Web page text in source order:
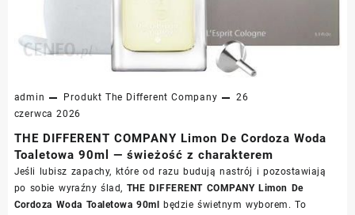
admin Produkt The Different Company
26
czerwca 2026
THE DIFFERENT COMPANY Limon De Cordoza Woda
Toaletowa 90ml — świeżość z charakterem
Jeśli lubisz zapachy, które od razu budują nastrój i pozostawiają
po sobie wyraźny ślad, THE DIFFERENT COMPANY Limon De
Cordoza Woda Toaletowa 90ml
będzie świetnym wyborem. To